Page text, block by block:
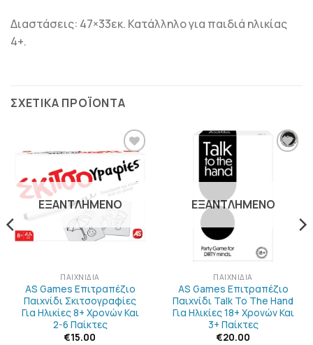
Διαστάσεις: 47×33εκ. Κατάλληλο για παιδιά ηλικίας
4+.
ΣΧΕΤΙΚΆ ΠΡΟΪΌΝΤΑ
ΠΡΟΣΘΉΚΗ
ΣΤΗΝ
ΛΊΣΤΑ
ΕΠΙΘΥΜΙΏΝ
ΕΞΑΝΤΛΗΜΈΝΟ
ΠΑΙΧΝΊΔΙΑ
AS Games Επιτραπέζιο
Παιχνίδι Σκιτσογραφίες
Για Ηλικίες 8+ Χρονών Και
2-6 Παίκτες
€15.00
ΕΞΑΝΤΛΗΜΈΝΟ
ΠΑΙΧΝΊΔΙΑ
AS Games Επιτραπέζιο
Παιχνίδι Talk To The Hand
Για Ηλικίες 18+ Χρονών Και
3+ Παίκτες
€20.00